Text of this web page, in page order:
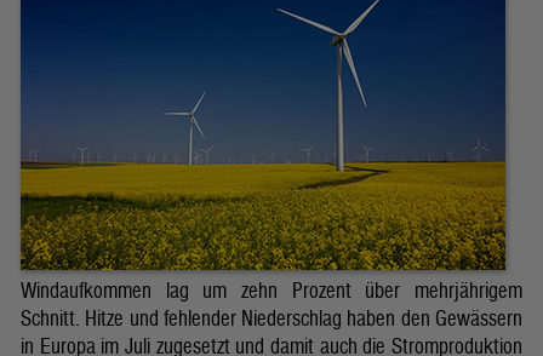
Windaufkommen lag um zehn Prozent über mehrjährigem
Schnitt. Hitze und fehlender Niederschlag haben den Gewässern
in Europa im Juli zugesetzt und damit auch die Stromproduktion